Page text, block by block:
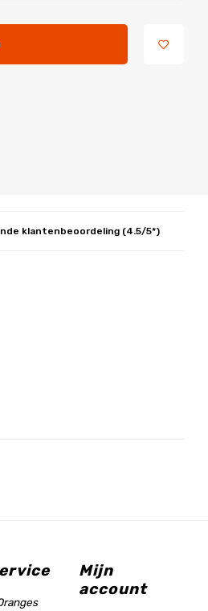
klantenbeoordeling (4.5/5*)
Mijn
account